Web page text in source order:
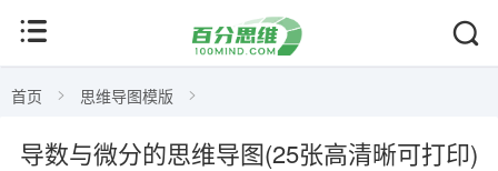
首页 思维导图模版
导数与微分的思维导图(25张高清晰可打印)